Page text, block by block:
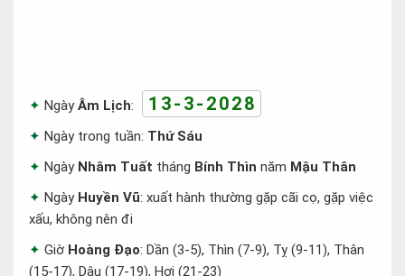
NgàyÂm Lịch: 13-3-2028
Ngày trong tuần: Thứ Sáu
Ngày Nhâm Tuất tháng Bính Thìn năm Mậu Thân
Ngày Huyền Vũ: xuất hành thường gặp cãi cọ, gặp việc
xấu, không nên đi
Giờ Hoàng Đạo: Dần (3-5), Thìn (7-9), Tỵ (9-11), Thân
(15-17), Dậu (17-19), Hợi (21-23)